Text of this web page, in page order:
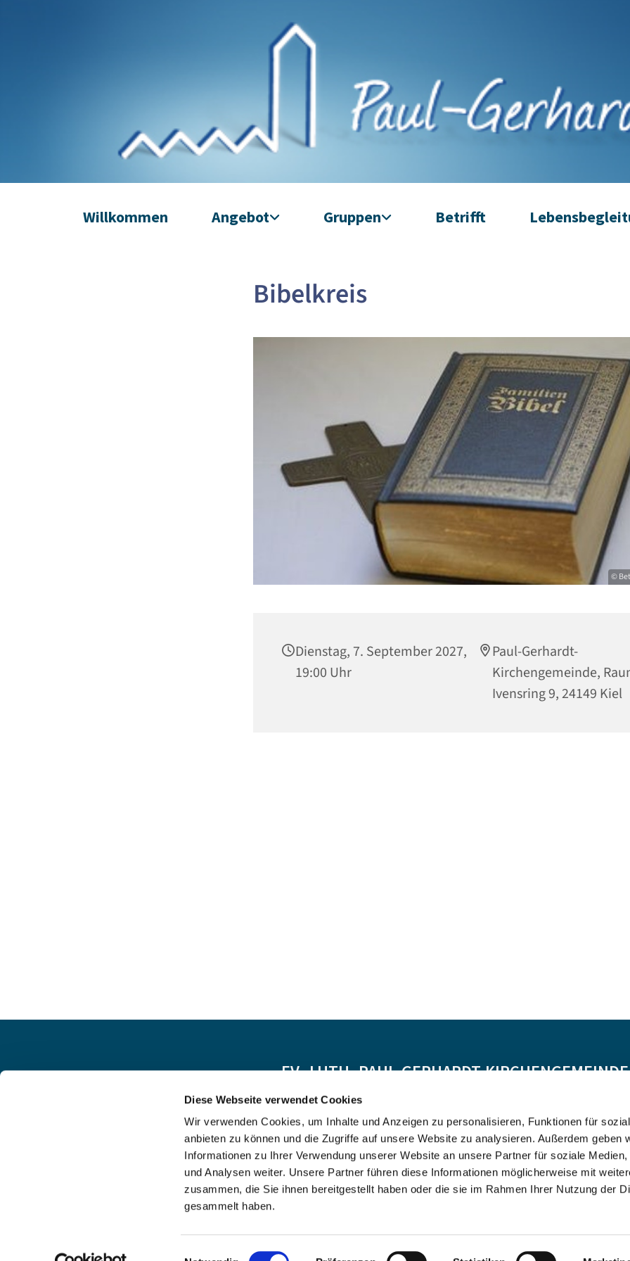
Diese Webseite verwendet Cookies
Wir verwenden Cookies, um Inhalte und Anzeigen zu personalisieren, Funktionen für
anbieten zu können und die Zugriffe auf unsere Website zu analysieren. Außerdem geben
Informationen zu Ihrer Verwendung unserer Website an unsere Partner für soziale Medien,
und Analysen weiter. Unsere Partner führen diese Informationen möglicherweise mit
zusammen, die Sie ihnen bereitgestellt haben oder die sie im Rahmen Ihrer Nutzung der
gesammelt haben.
Einwilligungsauswahl
Willkommen Angebot Gruppen Betrifft
Bibelkreis
©
Dienstag, 7. September 2027,
19:00 Uhr
Paul-Gerhardt-
Kirchengemeinde,
Ivensring 9, 24149 Kiel
EV.-LUTH. PAUL-GERHARDT-
Spendenkonto:
DE55 5206 0410 0706 4634 01, Evangelische Bank
Kontoinhaber: Ev.-Luth. Kirchenkreis Altholstein